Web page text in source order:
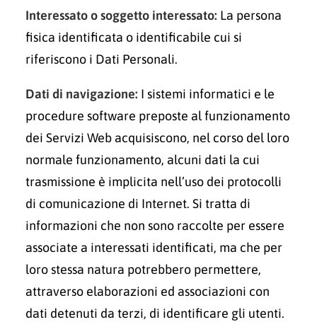
Interessato o soggetto interessato: La persona
fisica identificata o identificabile cui si
riferiscono i Dati Personali.
Dati di navigazione: I sistemi informatici e le
procedure software preposte al funzionamento
dei Servizi Web acquisiscono, nel corso del loro
normale funzionamento, alcuni dati la cui
trasmissione è implicita nell’uso dei protocolli
di comunicazione di Internet. Si tratta di
informazioni che non sono raccolte per essere
associate a interessati identificati, ma che per
loro stessa natura potrebbero permettere,
attraverso elaborazioni ed associazioni con
dati detenuti da terzi, di identificare gli utenti.